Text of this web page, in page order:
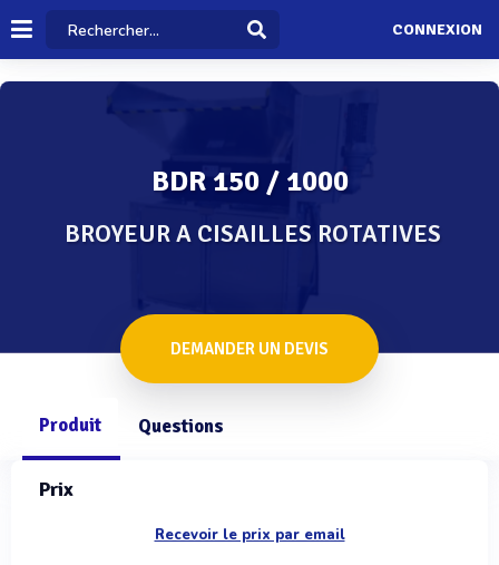
CONNEXION
BDR 150 / 1000
BROYEUR A CISAILLES ROTATIVES
DEMANDER UN DEVIS
Produit Questions
Prix
Recevoir le prix par email